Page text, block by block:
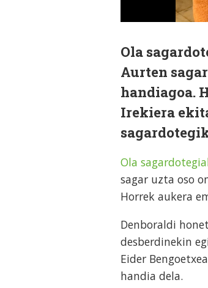
Ola
Aurten
handiagoa.
Irekiera
Ola
sagar uzta oso
Horrek aukera
Denboraldi
desberdinekin
Eider
handia dela.